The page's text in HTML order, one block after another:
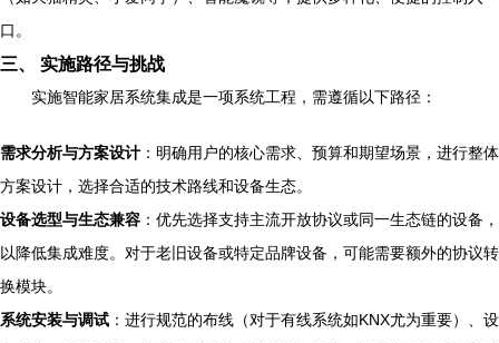
口。
三、 实施路径与挑战
实施智能家居系统集成是一项系统工程，需遵循以下路径：
需求分析与方案设计 ：明确用户的核心需求、预算和期望场景，进行整体
方案设计，选择合适的技术路线和设备生态。
设备选型与生态兼容 ：优先选择支持主流开放协议或同一生态链的设备，
以降低集成难度。对于老旧设备或特定品牌设备，可能需要额外的协议转
换模块。
系统安装与调试 ：进行规范的布线（对于有线系统如KNX尤为重要）、设